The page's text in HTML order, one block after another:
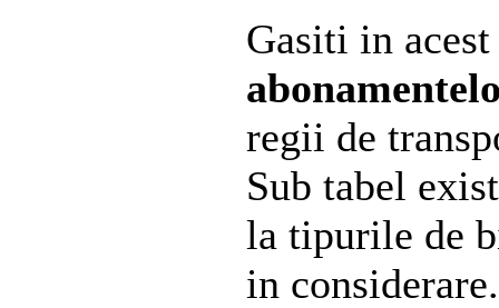
Gasiti in
regii de
Sub tabel
la tipurile de
in